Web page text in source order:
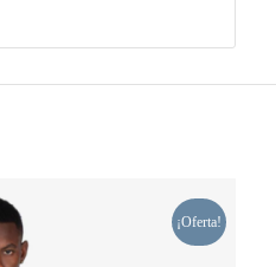
¡Oferta!